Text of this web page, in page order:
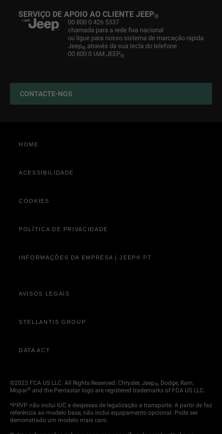
Newsletter
Jeep®História
Peças & Conselhos
Serviços para o carro
Encontre um concessionário
Acessórios originais
Novos Testes de WLTP
4xe: SUVs híbridos plug-in
SERVIÇO DE APOIO AO CLIENTE JEEP®
00 800 0 426 5337
chamada para a rede fixa nacional
ou ligue para nosso sistema de marcação rápida
Jeep® através da sua tecla do telefone
00 800 0 IAM JEEP®
CONTACTE-NOS
HOME
ACESSIBILIDADE
COOKIES
POLÍTICA DE PRIVACIDADE
INFORMAÇÕES DA EMPRESA | JEEP® PT
AVISOS LEGAIS
STELLANTIS GROUP
DATA ACT
©2023 FCA US LLC. All Rights Reserved. Chrysler, Jeep®, Dodge, Ram,
Mopar® and the Pentastar logo are registered trademarks of FCA US LLC.
*PRVP não inclui IUC e despesas de legalização e transporte. A partir de faz
referência ao modelo base, não inclui equipamento opcional. Pode ser
demonstrado um modelo mais caro.